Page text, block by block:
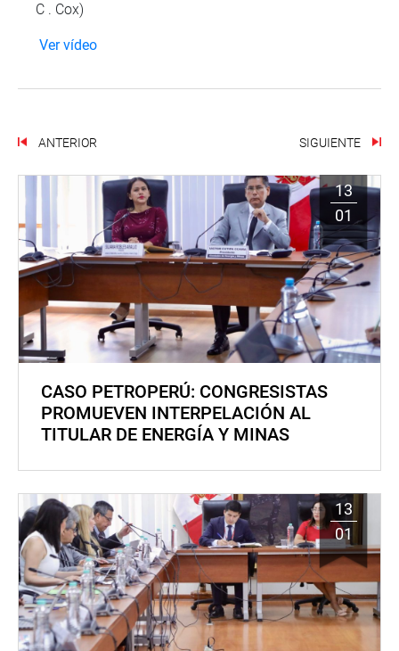
C . Cox)
Ver vídeo
ANTERIOR SIGUIENTE
13
01
CASO PETROPERÚ: CONGRESISTAS
PROMUEVEN INTERPELACIÓN AL
TITULAR DE ENERGÍA Y MINAS
13
01